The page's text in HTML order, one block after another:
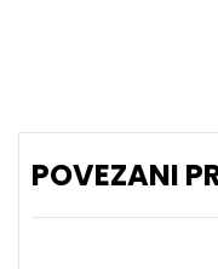
POVEZANI